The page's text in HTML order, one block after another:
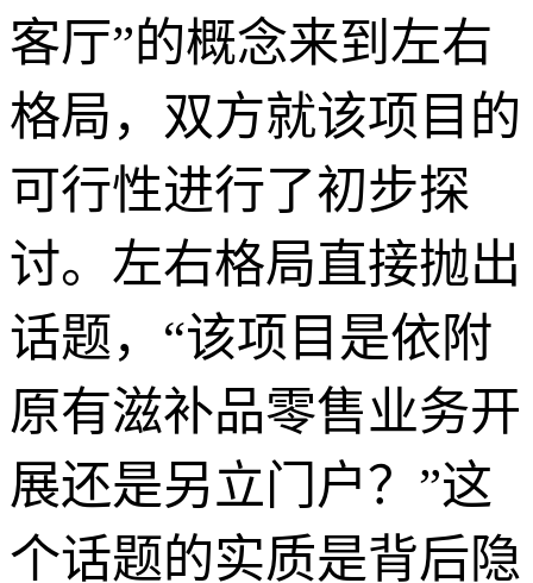
客厅”的概念来到左右
格局，双方就该项目的
可行性进行了初步探
讨。左右格局直接抛出
话题，“该项目是依附
原有滋补品零售业务开
展还是另立门户？”这
个话题的实质是背后隐